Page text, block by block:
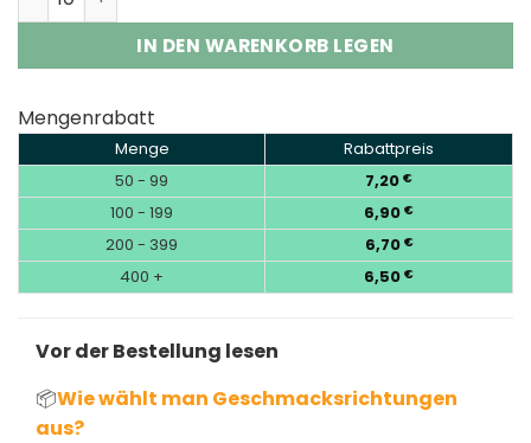
IN DEN WARENKORB LEGEN
Mengenrabatt
Menge
Rabattpreis
50 - 99
7,20 €
100 - 199 6,90 €
200 - 399 6,70 €
400 + 6,50 €
Vor der Bestellung lesen
📦Wie wählt man Geschmacksrichtungen
aus?